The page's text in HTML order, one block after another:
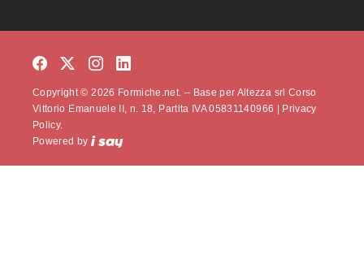
Copyright © 2026 Formiche.net. – Base per Altezza srl Corso
Vittorio Emanuele II, n. 18, Partita IVA 05831140966 |
Privacy
Policy.
Powered by